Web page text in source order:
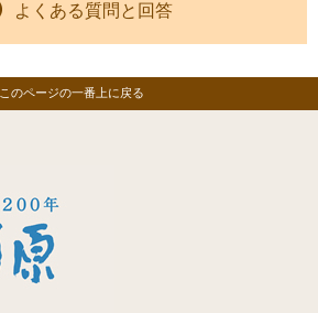
よくある質問と回答
このページの一番上に戻る